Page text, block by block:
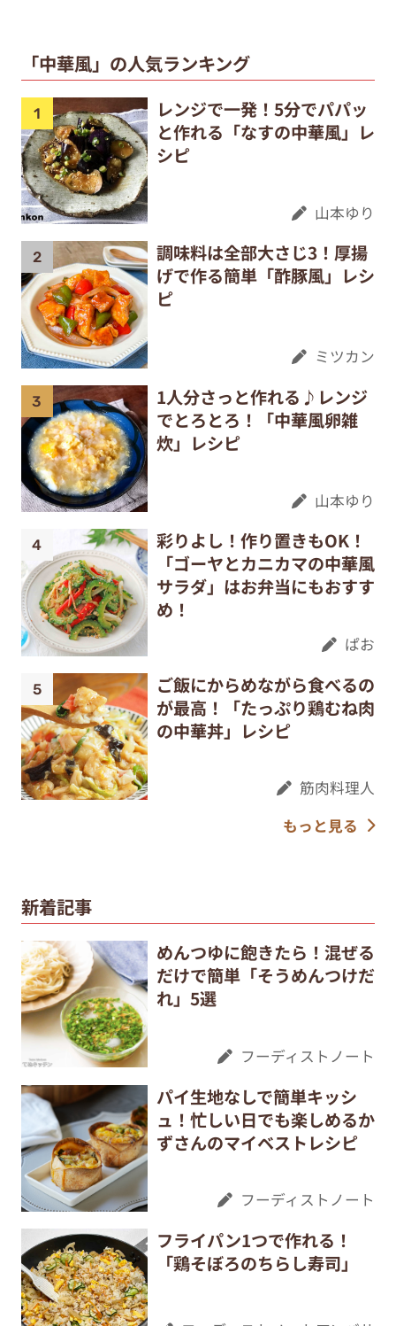
「中華風」の人気ランキング
レンジで一発！5分でパパッ
と作れる「なすの中華風」レ
シピ
山本ゆり
調味料は全部大さじ3！厚揚
げで作る簡単「酢豚風」レシ
ピ
ミツカン
1人分さっと作れる♪レンジ
でとろとろ！「中華風卵雑
炊」レシピ
山本ゆり
彩りよし！作り置きもOK！
「ゴーヤとカニカマの中華風
サラダ」はお弁当にもおすす
め！
ぱお
ご飯にからめながら食べるの
が最高！「たっぷり鶏むね肉
の中華丼」レシピ
筋肉料理人
もっと見る
新着記事
めんつゆに飽きたら！混ぜる
だけで簡単「そうめんつけだ
れ」5選
フーディストノート
パイ生地なしで簡単キッシ
ュ！忙しい日でも楽しめるか
ずさんのマイベストレシピ
フーディストノート
フライパン1つで作れる！
「鶏そぼろのちらし寿司」